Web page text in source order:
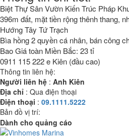
Biệt Thự Sân Vườn Kiến Trúc Pháp
396m đất, mặt tiền rộng thênh thang,
Hướng Tây Tứ Trạch
Bìa hồng 2 quyền cá nhân, bán công
Bao Giá toàn Miền Bắc: 23 tỉ
0911 115 222 e Kiên (đầu cao)
Thông tin liên hệ:
Người liên hệ : Anh Kiên
Địa chỉ : Qua điện thoại
Điện thoại : 09.1111.5222
Bản đồ vị trí:
Dành cho quảng cáo